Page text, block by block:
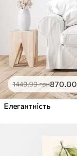
1449.99грн870.00
Елегантність